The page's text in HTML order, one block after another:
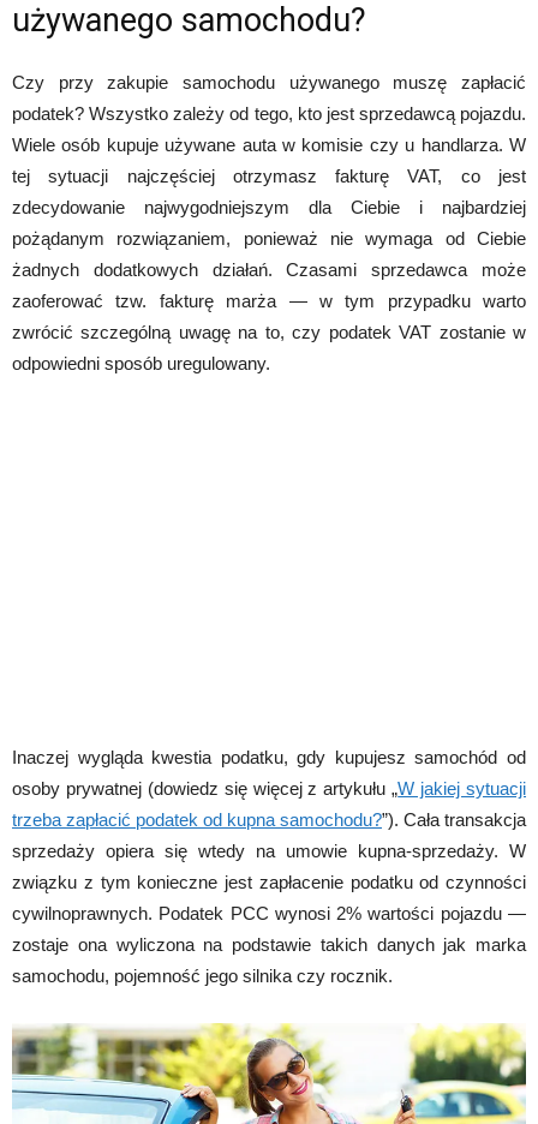
używanego samochodu?
Czy przy zakupie samochodu używanego muszę zapłacić
podatek? Wszystko zależy od tego, kto jest sprzedawcą pojazdu.
Wiele osób kupuje używane auta w komisie czy u handlarza. W
tej sytuacji najczęściej otrzymasz fakturę VAT, co jest
zdecydowanie najwygodniejszym dla Ciebie i najbardziej
pożądanym rozwiązaniem, ponieważ nie wymaga od Ciebie
żadnych dodatkowych działań. Czasami sprzedawca może
zaoferować tzw. fakturę marża — w tym przypadku warto
zwrócić szczególną uwagę na to, czy podatek VAT zostanie w
odpowiedni sposób uregulowany.
Inaczej wygląda kwestia podatku, gdy kupujesz samochód od
osoby prywatnej (dowiedz się więcej z artykułu „W jakiej sytuacji
trzeba zapłacić podatek od kupna samochodu?”). Cała transakcja
sprzedaży opiera się wtedy na umowie kupna-sprzedaży. W
związku z tym konieczne jest zapłacenie podatku od czynności
cywilnoprawnych. Podatek PCC wynosi 2% wartości pojazdu —
zostaje ona wyliczona na podstawie takich danych jak marka
samochodu, pojemność jego silnika czy rocznik.